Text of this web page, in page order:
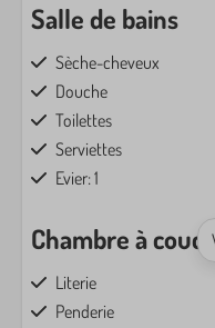
Salle de bains
Sèche-cheveux
Douche
Toilettes
Serviettes
Evier: 1
Chambre à
Literie
Penderie